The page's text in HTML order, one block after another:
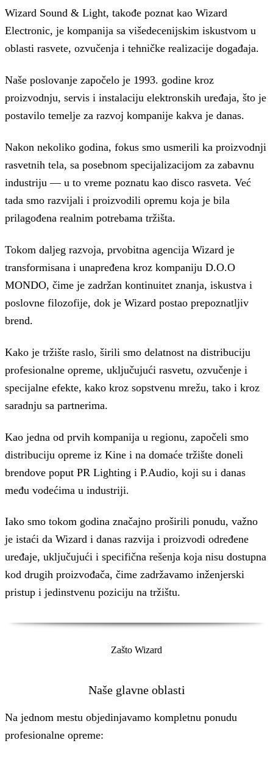
Wizard Sound & Light, takođe poznat kao Wizard
Electronic, je kompanija sa višedecenijskim iskustvom u
oblasti rasvete, ozvučenja i tehničke realizacije događaja.
Naše poslovanje započelo je 1993. godine kroz
proizvodnju, servis i instalaciju elektronskih uređaja, što je
postavilo temelje za razvoj kompanije kakva je danas.
Nakon nekoliko godina, fokus smo usmerili ka proizvodnji
rasvetnih tela, sa posebnom specijalizacijom za zabavnu
industriju — u to vreme poznatu kao disco rasveta. Već
tada smo razvijali i proizvodili opremu koja je bila
prilagođena realnim potrebama tržišta.
Tokom daljeg razvoja, prvobitna agencija Wizard je
transformisana i unapređena kroz kompaniju D.O.O
MONDO, čime je zadržan kontinuitet znanja, iskustva i
poslovne filozofije, dok je Wizard postao prepoznatljiv
brend.
Kako je tržište raslo, širili smo delatnost na distribuciju
profesionalne opreme, uključujući rasvetu, ozvučenje i
specijalne efekte, kako kroz sopstvenu mrežu, tako i kroz
saradnju sa partnerima.
Kao jedna od prvih kompanija u regionu, započeli smo
distribuciju opreme iz Kine i na domaće tržište doneli
brendove poput PR Lighting i P.Audio, koji su i danas
među vodećima u industriji.
Iako smo tokom godina značajno proširili ponudu, važno
je istaći da Wizard i danas razvija i proizvodi određene
uređaje, uključujući i specifična rešenja koja nisu dostupna
kod drugih proizvođača, čime zadržavamo inženjerski
pristup i jedinstvenu poziciju na tržištu.
Zašto Wizard
Naše glavne oblasti
Na jednom mestu objedinjavamo kompletnu ponudu
profesionalne opreme: